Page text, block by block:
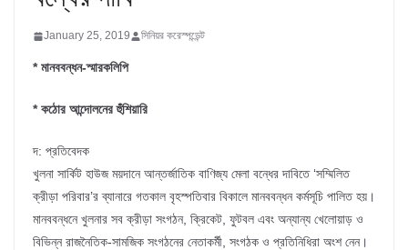
January 25, 2019 সিনিয়র করেস্পন্ডেন্ট
* মানববন্ধন-স্মারকলিপি
* কঠোর আন্দোলনের হুঁশিয়ারি
দ: প্রতিবেদক
খুলনা সার্কিট হাউজ ময়দানে আন্তর্জাতিক বাণিজ্য মেলা বন্ধের দাবিতে ‘সম্মিলিত
ক্রীড়া পরিবার’র ব্যানারে গতকাল বৃহস্পতিবার বিকালে মানববন্ধন কর্মসূচি পালিত হয়।
মানববন্ধনে খুলনার সব ক্রীড়া সংগঠন, ক্রিকেট, ফুটবল এবং অন্যান্য খেলোয়াড় ও
বিভিন্ন রাজনৈতিক-সামজিক সংগঠনের নেতাকর্মী, সংগঠক ও প্রতিনিধিরা অংশ নেন।